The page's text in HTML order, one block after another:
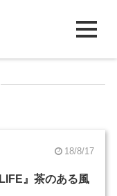
18/8/17
』茶のある風